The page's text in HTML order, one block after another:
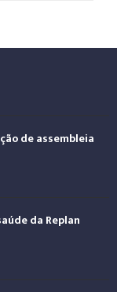
de assembleia
da Replan